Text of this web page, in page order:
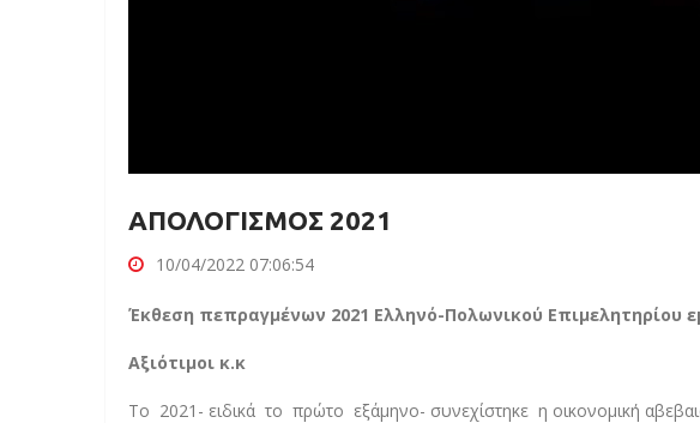
ΑΠΟΛΟΓΙΣΜΟΣ 2021
10/04/2022 07:06:54
Έκθεση πεπραγμένων 2021 Ελληνό-Πολωνικού Επιμελητηρίου
Αξιότιμοι κ.κ
Το 2021- ειδικά το πρώτο εξάμηνο- συνεχίστηκε η οικονομική